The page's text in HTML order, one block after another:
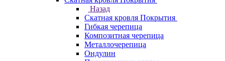
Назад
Скатная кровля Покрытия
Гибкая черепица
Композитная черепица
Металлочерепица
Ондулин